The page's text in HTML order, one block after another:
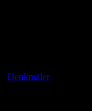
Denkmäler,